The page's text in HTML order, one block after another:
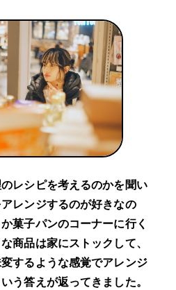
レシピを考えるのかを聞い
レンジするのが好きなの
菓子パンのコーナーに行く
商品は家にストックして、
するような感覚でアレンジ
う答えが返ってきました。